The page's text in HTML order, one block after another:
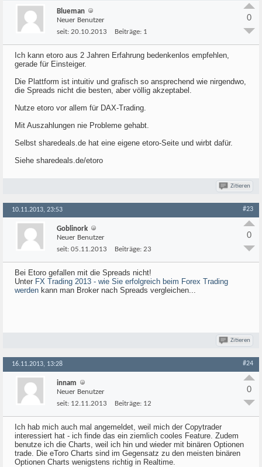
Blueman
Neuer Benutzer
seit: 20.10.2013 Beiträge: 1
0
Ich kann etoro aus 2 Jahren Erfahrung bedenkenlos empfehlen,
gerade für Einsteiger.
Die Plattform ist intuitiv und grafisch so ansprechend wie nirgendwo,
die Spreads nicht die besten, aber völlig akzeptabel.
Nutze etoro vor allem für DAX-Trading.
Mit Auszahlungen nie Probleme gehabt.
Selbst sharedeals.de hat eine eigene etoro-Seite und wirbt dafür.
Siehe sharedeals.de/etoro
Zitieren
10.11.2013, 23:53 #23
Goblinork
Neuer Benutzer
seit: 05.11.2013 Beiträge: 23
0
Bei Etoro gefallen mit die Spreads nicht!
Unter FX Trading 2013 - wie Sie erfolgreich beim Forex Trading
werden kann man Broker nach Spreads vergleichen...
Zitieren
16.11.2013, 13:28 #24
innam
Neuer Benutzer
seit: 12.11.2013 Beiträge: 12
0
Ich hab mich auch mal angemeldet, weil mich der Copytrader
interessiert hat - ich finde das ein ziemlich cooles Feature. Zudem
benutze ich die Charts, weil ich hin und wieder mit binären Optionen
trade. Die eToro Charts sind im Gegensatz zu den meisten binären
Optionen Charts wenigstens richtig in Realtime.